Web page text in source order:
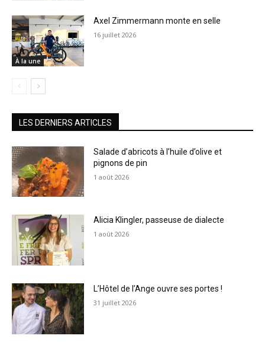
À la une
Axel Zimmermann monte en selle
16 juillet 2026
LES DERNIERS ARTICLES
Salade d’abricots à l’huile d’olive et
pignons de pin
1 août 2026
Alicia Klingler, passeuse de dialecte
1 août 2026
L’Hôtel de l’Ange ouvre ses portes !
31 juillet 2026